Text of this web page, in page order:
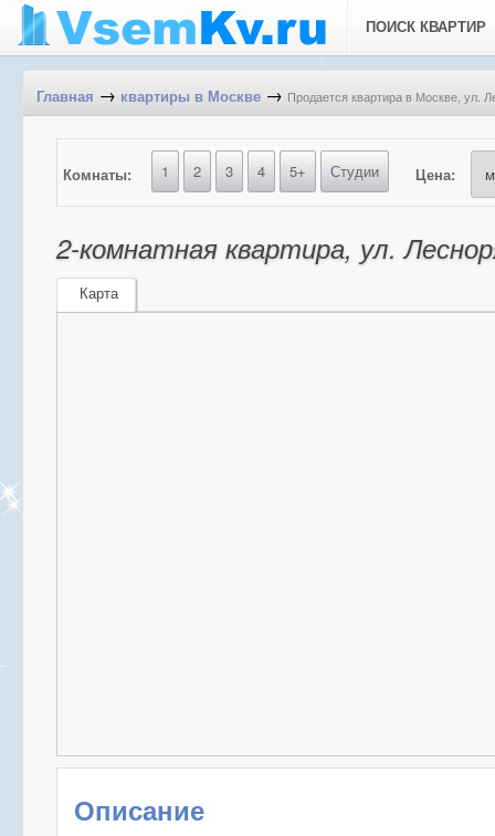
ПОИСК КВАРТИР
Главная → квартиры в Москве → Продается квартира в Москве, ул.
Комнаты: 1 2 3 4 5+ Студии Цена:
2-комнатная квартира, ул.
Карта
Описание